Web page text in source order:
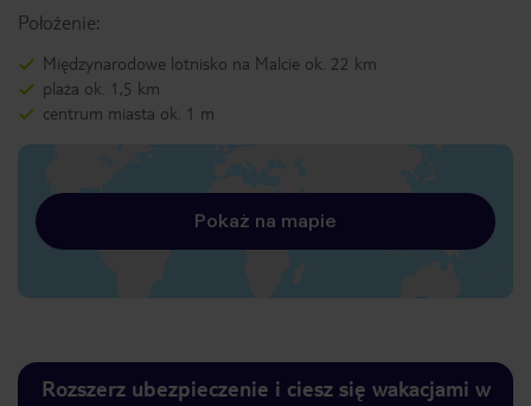
Położenie:
Międzynarodowe lotnisko na Malcie ok. 22 km
plaża ok. 1,5 km
centrum miasta ok. 1 m
Pokaż na mapie
Rozszerz ubezpieczenie i ciesz się wakacjami w